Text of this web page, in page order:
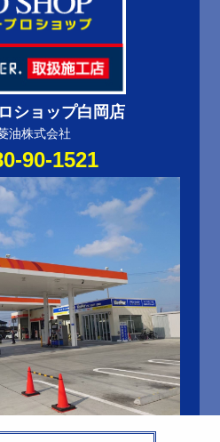
ショップ白岡店
油株式会社
90-1521